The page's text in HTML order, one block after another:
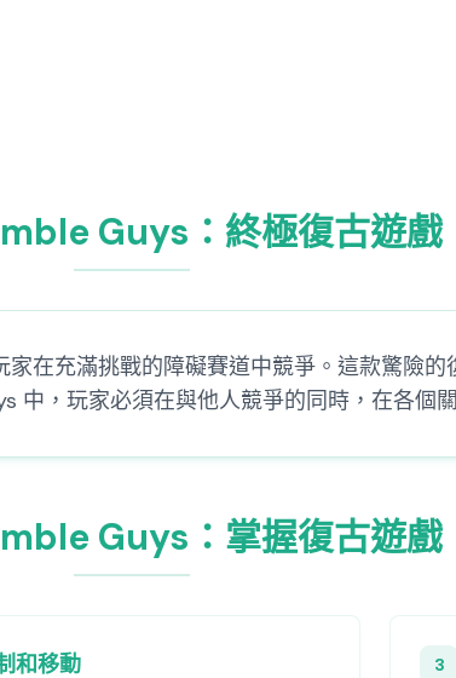
Guys：終極復古遊戲
在充滿挑戰的障礙賽道中競爭。這款驚險
，玩家必須在與他人競爭的同時，在各個
Guys：掌握復古遊戲
和移動 3